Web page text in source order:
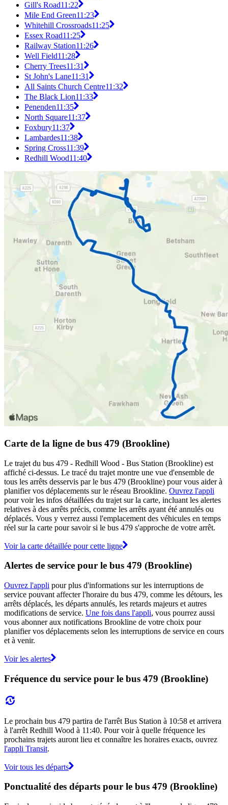
Gill's Road11:22
Mile End Green11:23
Whitehill Crossroads11:25
Essex Road11:25
Railway Station11:26
Well Field11:28
Cherry Trees11:31
St John's Lane11:31
All Saints Church Centre11:32
The Black Lion11:33
Penenden11:35
North Square11:37
Foxbury11:37
Lambardes11:38
Spring Cross11:39
Redhill Wood11:40
Carte de la ligne de bus 479 (Brookline)
Le trajet du bus 479 - Redhill Wood - Bus Station (Brookline) est
affiché ci-dessus. Le tracé du trajet montre une vue d'ensemble de
tous les arrêts desservis par le bus 479 (Brookline) pour vous aider à
planifier vos déplacements sur le réseau Brookline. Ouvrez l'appli
pour voir les infos détaillées du trajet sur la carte, incluant les alertes
relatives à des arrêts précis, comme les arrêts ayant été annulés ou
déplacés. Vous y verrez aussi l'emplacement des véhicules en temps
réel sur la carte pour savoir si le bus 479 s'approche de votre arrêt.
Voir la carte détaillée pour cette ligne
Alertes de service pour le bus 479 (Brookline)
Ouvrez l'appli pour plus d'informations sur les interruptions de
service pouvant affecter l'horaire du bus 479, comme les détours, les
arrêts déplacés, les départs annulés, les retards majeurs et autres
modifications de service. Une fois dans l'appli, vous pourrez aussi
vous abonner aux notifications Brookline de votre choix pour
planifier vos déplacements selon les interruptions de service en cours
et à venir.
Voir les alertes
Fréquence du service pour le bus 479 (Brookline)
Le prochain bus 479 partira de l'arrêt Bus Station à 10:58 et arrivera
à l'arrêt Redhill Wood à 11:40. Pour voir à quelle fréquence les
prochains trajets auront lieu et connaître les horaires exacts, ouvrez
l'appli Transit.
Voir tous les départs
Ponctualité des départs pour le bus 479 (Brookline)